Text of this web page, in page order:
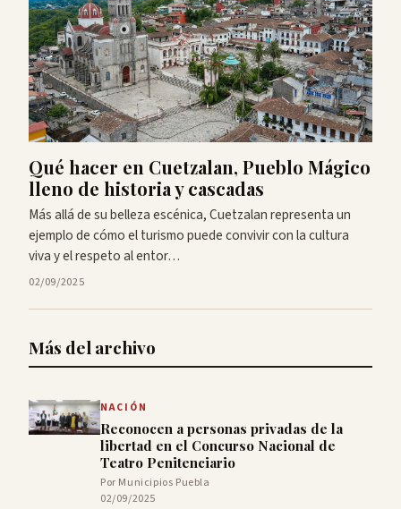
Qué hacer en Cuetzalan, Pueblo Mágico
lleno de historia y cascadas
Más allá de su belleza escénica, Cuetzalan representa un
ejemplo de cómo el turismo puede convivir con la cultura
viva y el respeto al entor…
02/09/2025
Más del archivo
NACIÓN
Reconocen a personas privadas de la
libertad en el Concurso Nacional de
Teatro Penitenciario
Por Municipios Puebla
02/09/2025